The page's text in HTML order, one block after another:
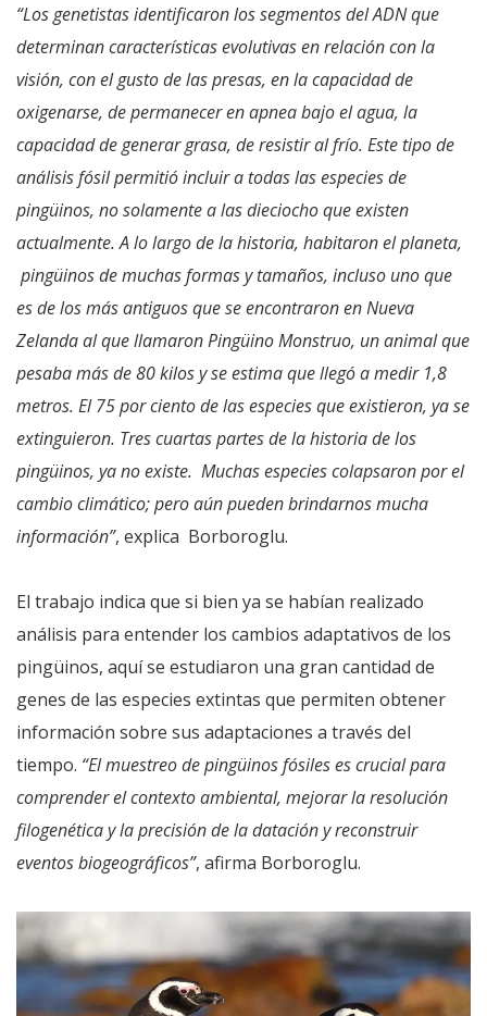
“Los genetistas identificaron los segmentos del ADN que
determinan características evolutivas en relación con la
visión, con el gusto de las presas, en la capacidad de
oxigenarse, de permanecer en apnea bajo el agua, la
capacidad de generar grasa, de resistir al frío. Este tipo de
análisis fósil permitió incluir a todas las especies de
pingüinos, no solamente a las dieciocho que existen
actualmente. A lo largo de la historia, habitaron el planeta,
pingüinos de muchas formas y tamaños, incluso uno que
es de los más antiguos que se encontraron en Nueva
Zelanda al que llamaron Pingüino Monstruo, un animal que
pesaba más de 80 kilos y se estima que llegó a medir 1,8
metros. El 75 por ciento de las especies que existieron, ya se
extinguieron. Tres cuartas partes de la historia de los
pingüinos, ya no existe. Muchas especies colapsaron por el
cambio climático; pero aún pueden brindarnos mucha
información”, explica Borboroglu.
El trabajo indica que si bien ya se habían realizado
análisis para entender los cambios adaptativos de los
pingüinos, aquí se estudiaron una gran cantidad de
genes de las especies extintas que permiten obtener
información sobre sus adaptaciones a través del
tiempo. “El muestreo de pingüinos fósiles es crucial para
comprender el contexto ambiental, mejorar la resolución
filogenética y la precisión de la datación y reconstruir
eventos biogeográficos”, afirma Borboroglu.